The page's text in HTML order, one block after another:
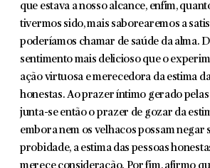
que estava a nosso alcance, enfim,
tivermos sido, mais saborearemos a
poderíamos chamar de saúde da alma.
sen­timento mais delicioso que o
ação virtuosa e merecedora da estima
honestas. Ao prazer íntimo gerado
junta-se então o prazer de gozar da
embora nem os velhacos possam negar
probidade, a estima das pessoas